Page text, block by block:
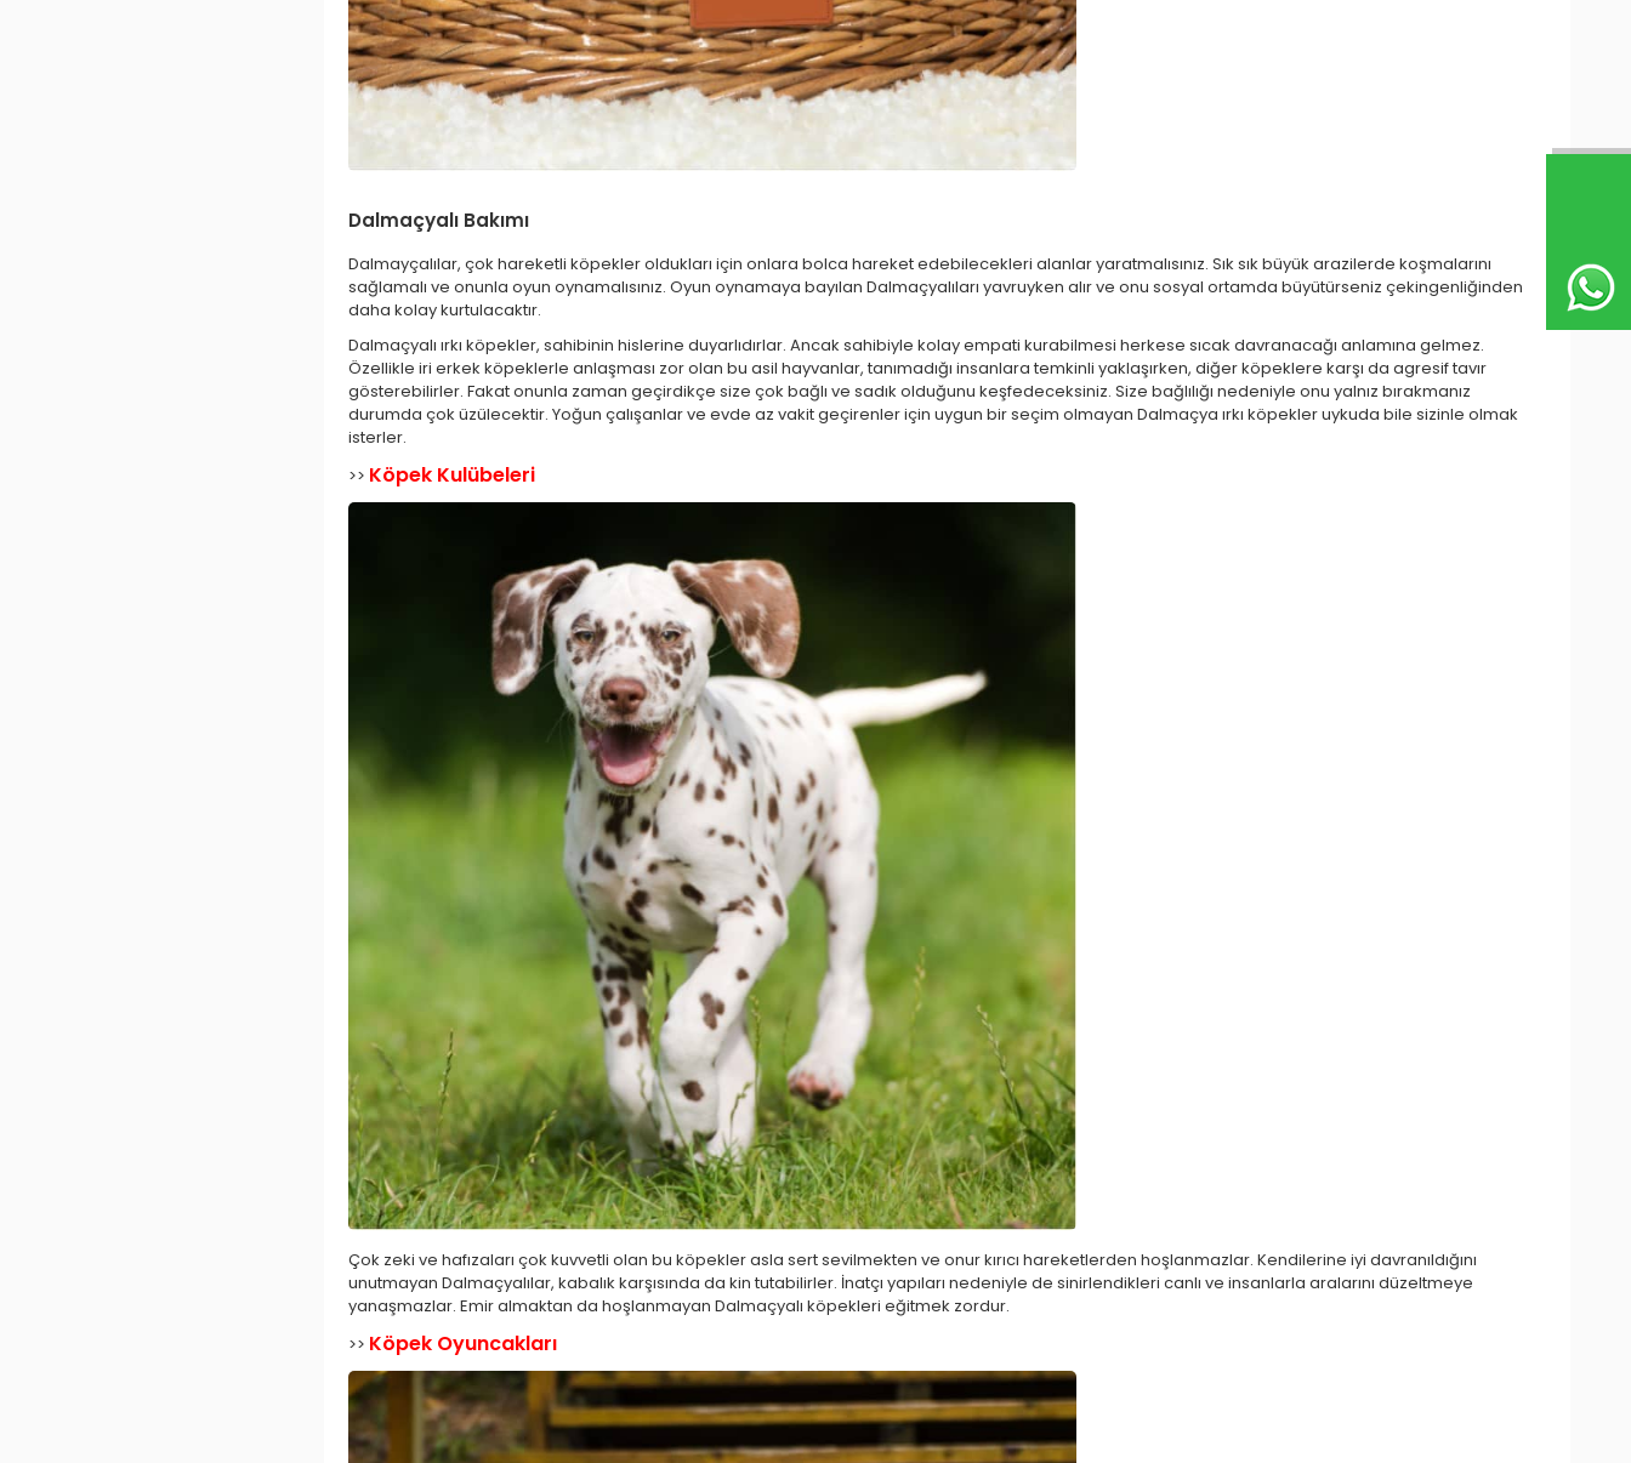
Dalmaçyalı Bakımı
Dalmayçalılar, çok hareketli köpekler oldukları için onlara bolca hareket edebilecekleri alanlar yaratmalısınız. Sık sık büyük arazilerde koşmalarını
sağlamalı ve onunla oyun oynamalısınız. Oyun oynamaya bayılan Dalmaçyalıları yavruyken alır ve onu sosyal ortamda büyütürseniz çekingenliğinden
daha kolay kurtulacaktır.
Dalmaçyalı ırkı köpekler, sahibinin hislerine duyarlıdırlar. Ancak sahibiyle kolay empati kurabilmesi herkese sıcak davranacağı anlamına gelmez.
Özellikle iri erkek köpeklerle anlaşması zor olan bu asil hayvanlar, tanımadığı insanlara temkinli yaklaşırken, diğer köpeklere karşı da agresif tavır
gösterebilirler. Fakat onunla zaman geçirdikçe size çok bağlı ve sadık olduğunu keşfedeceksiniz. Size bağlılığı nedeniyle onu yalnız bırakmanız
durumda çok üzülecektir. Yoğun çalışanlar ve evde az vakit geçirenler için uygun bir seçim olmayan Dalmaçya ırkı köpekler uykuda bile sizinle olmak
isterler.
>> Köpek Kulübeleri
Çok zeki ve hafızaları çok kuvvetli olan bu köpekler asla sert sevilmekten ve onur kırıcı hareketlerden hoşlanmazlar. Kendilerine iyi davranıldığını
unutmayan Dalmaçyalılar, kabalık karşısında da kin tutabilirler. İnatçı yapıları nedeniyle de sinirlendikleri canlı ve insanlarla aralarını düzeltmeye
yanaşmazlar. Emir almaktan da hoşlanmayan Dalmaçyalı köpekleri eğitmek zordur.
>> Köpek Oyuncakları